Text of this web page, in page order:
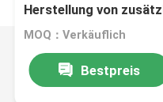
Herstellung von
MOQ：Verkäuflich
Bestpreis